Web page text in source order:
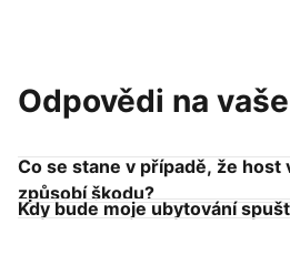
Odpovědi na
Co se stane v případě, že host
způsobí škodu?
Kdy bude moje ubytování